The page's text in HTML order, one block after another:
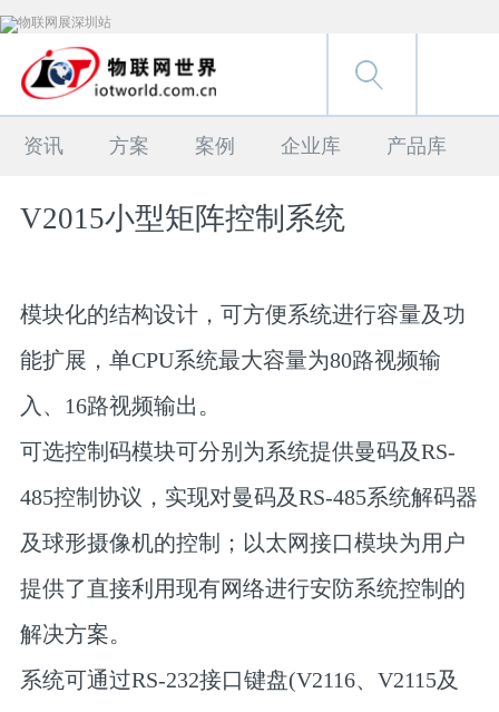
资讯 方案 案例 企业库 产品库
V2015小型矩阵控制系统
模块化的结构设计，可方便系统进行容量及功
能扩展，单CPU系统最大容量为80路视频输
入、16路视频输出。
可选控制码模块可分别为系统提供曼码及RS-
485控制协议，实现对曼码及RS-485系统解码器
及球形摄像机的控制；以太网接口模块为用户
提供了直接利用现有网络进行安防系统控制的
解决方案。
系统可通过RS-232接口键盘(V2116、V2115及